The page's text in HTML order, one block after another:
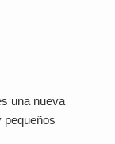
una nueva
pequeños